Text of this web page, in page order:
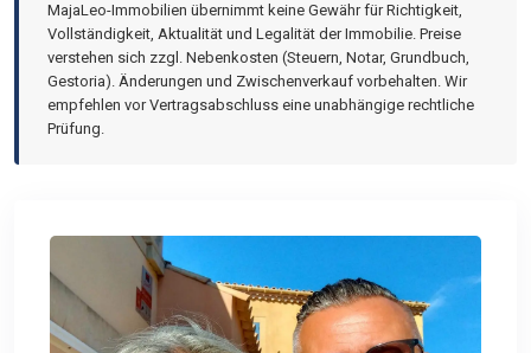
MajaLeo-Immobilien übernimmt keine Gewähr für Richtigkeit,
Vollständigkeit, Aktualität und Legalität der Immobilie. Preise
verstehen sich zzgl. Nebenkosten (Steuern, Notar, Grundbuch,
Gestoria). Änderungen und Zwischenverkauf vorbehalten. Wir
empfehlen vor Vertragsabschluss eine unabhängige rechtliche
Prüfung.